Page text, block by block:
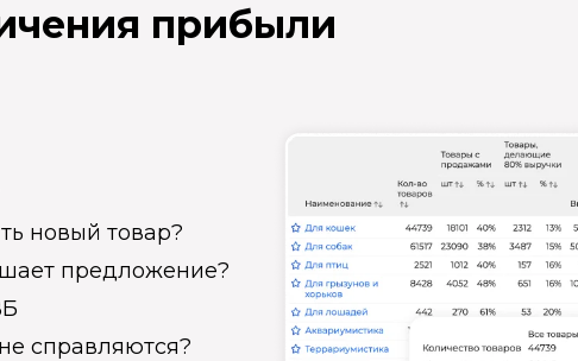
прибыли
новый товар?
предложение?
справляются?